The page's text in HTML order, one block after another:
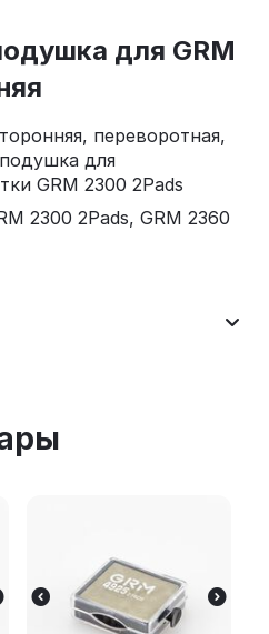
для GRM
переворотная,
для
GRM 2300 2Pads
2300 2Pads, GRM 2360